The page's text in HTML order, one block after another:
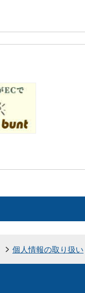
個人情報の取り扱い